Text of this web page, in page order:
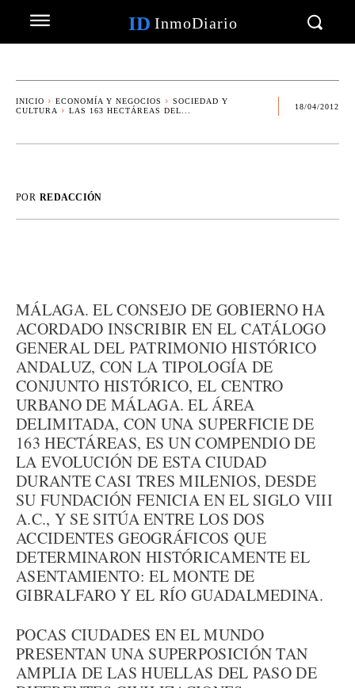
ID InmoDiario
INICIO ECONOMÍA Y NEGOCIOS
SOCIEDAD Y
CULTURA
LAS 163 HECTÁREAS DEL...
18/04/2012
POR REDACCIÓN
MÁLAGA. EL CONSEJO DE GOBIERNO HA
ACORDADO INSCRIBIR EN EL CATÁLOGO
GENERAL DEL PATRIMONIO HISTÓRICO
ANDALUZ, CON LA TIPOLOGÍA DE
CONJUNTO HISTÓRICO, EL CENTRO
URBANO DE MÁLAGA. EL ÁREA
DELIMITADA, CON UNA SUPERFICIE DE
163 HECTÁREAS, ES UN COMPENDIO DE
LA EVOLUCIÓN DE ESTA CIUDAD
DURANTE CASI TRES MILENIOS, DESDE
SU FUNDACIÓN FENICIA EN EL SIGLO VIII
A.C., Y SE SITÚA ENTRE LOS DOS
ACCIDENTES GEOGRÁFICOS QUE
DETERMINARON HISTÓRICAMENTE EL
ASENTAMIENTO: EL MONTE DE
GIBRALFARO Y EL RÍO GUADALMEDINA.
POCAS CIUDADES EN EL MUNDO
PRESENTAN UNA SUPERPOSICIÓN TAN
AMPLIA DE LAS HUELLAS DEL PASO DE